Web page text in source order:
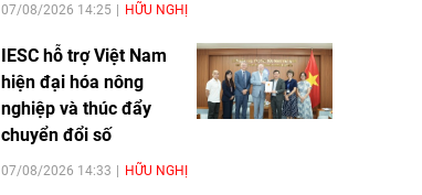
07/08/2026 14:25 HỮU NGHỊ
IESC hỗ trợ Việt Nam
hiện đại hóa nông
nghiệp và thúc đẩy
chuyển đổi số
07/08/2026 14:33 HỮU NGHỊ